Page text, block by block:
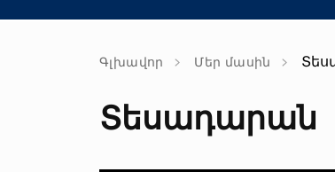
Գլխավոր Մեր մասին
Տեսադարան